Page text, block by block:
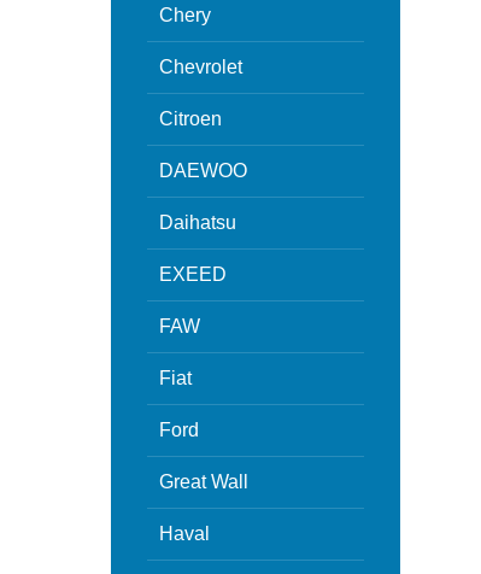
Chery
Chevrolet
Citroen
DAEWOO
Daihatsu
EXEED
FAW
Fiat
Ford
Great Wall
Haval